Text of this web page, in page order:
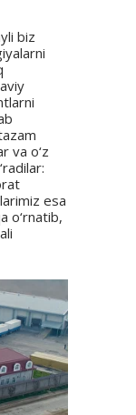
biz
va o‘z
esa
o‘rnatib,